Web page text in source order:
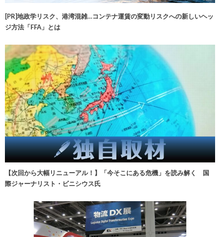
[PR]地政学リスク、港湾混雑…コンテナ運賃の変動リスクへの新しいヘッ
ジ方法「FFA」とは
【次回から大幅リニューアル！】「今そこにある危機」を読み解く 国
際ジャーナリスト・ビニシウス氏